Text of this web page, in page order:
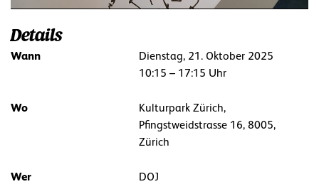
Details
Wann
Dienstag, 21. Oktober 2025
10:15 – 17:15 Uhr
Wo
Kulturpark Zürich,
Pfingstweidstrasse 16, 8005,
Zürich
Wer DOJ